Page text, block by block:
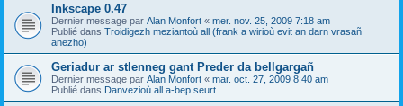
Inkscape 0.47
Dernier message par Alan Monfort « mer. nov. 25, 2009 7:18 am
Publié dans Troidigezh meziantoù all (frank a wirioù evit an darn vrasañ
anezho)
Geriadur ar stlenneg gant Preder da bellgargañ
Dernier message par Alan Monfort « mar. oct. 27, 2009 8:40 am
Publié dans Danvezioù all a-bep seurt